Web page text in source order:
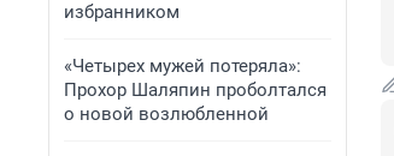
избранником
«Четырех мужей потеряла»:
Прохор Шаляпин проболтался
о новой возлюбленной